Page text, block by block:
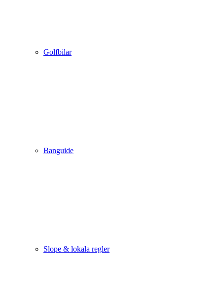
Golfbilar
Banguide
Slope & lokala regler